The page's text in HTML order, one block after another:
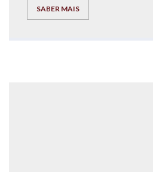
SABER MAIS